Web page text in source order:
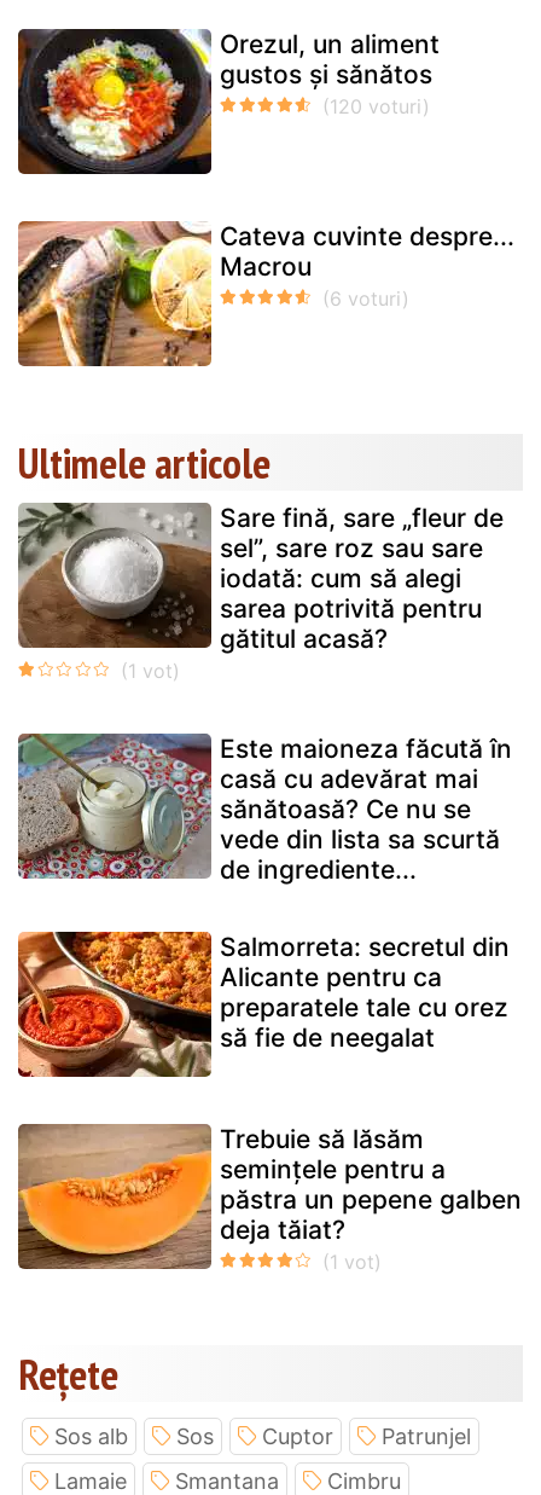
Orezul, un aliment
gustos și sănătos
Cateva cuvinte despre...
Macrou
Ultimele articole
Sare fină, sare „fleur de
sel”, sare roz sau sare
iodată: cum să alegi
sarea potrivită pentru
gătitul acasă?
Este maioneza făcută în
casă cu adevărat mai
sănătoasă? Ce nu se
vede din lista sa scurtă
de ingrediente...
Salmorreta: secretul din
Alicante pentru ca
preparatele tale cu orez
să fie de neegalat
Trebuie să lăsăm
semințele pentru a
păstra un pepene galben
deja tăiat?
Rețete
Sos alb Sos Cuptor
Patrunjel
Lamaie
Smantana
Cimbru